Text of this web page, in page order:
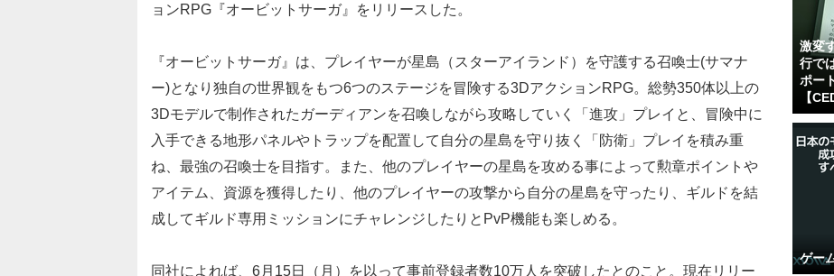
ョンRPG『オービットサーガ』をリリースした。
『オービットサーガ』は、プレイヤーが星島（スターアイランド）を守護する召喚士(サマナ
ー)となり独自の世界観をもつ6つのステージを冒険する3DアクションRPG。総勢350体以上の
3Dモデルで制作されたガーディアンを召喚しながら攻略していく「進攻」プレイと、冒険中に
入手できる地形パネルやトラップを配置して自分の星島を守り抜く「防衛」プレイを積み重
ね、最強の召喚士を目指す。また、他のプレイヤーの星島を攻める事によって勲章ポイントや
アイテム、資源を獲得したり、他のプレイヤーの攻撃から自分の星島を守ったり、ギルドを結
成してギルド専用ミッションにチャレンジしたりとPvP機能も楽しめる。
同社によれば、6月15日（月）を以って事前登録者数10万人を突破したとのこと。現在リリー
激変
行で
ポー
【
ゲー